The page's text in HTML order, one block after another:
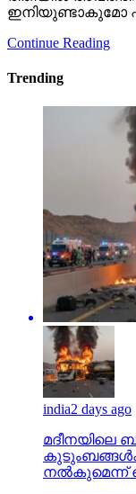
ഇനിയുണ്ടാകുമോ
Continue Reading
Trending
india2 days ago
മദീനയിലെ
നല്‍കുമെന്ന്